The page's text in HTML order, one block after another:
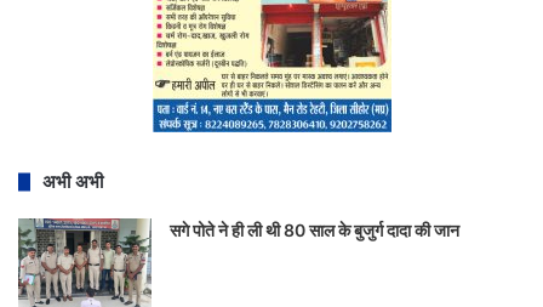
अभी अभी
सगे पोते ने ही ली थी 80 साल के बुजुर्ग दादा की जान